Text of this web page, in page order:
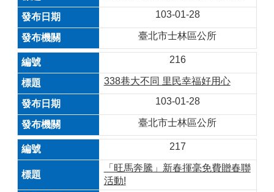
103-01-28
臺北市士林區公所
216
338巷大不同 里民幸福好用心
103-01-28
臺北市士林區公所
217
「旺馬奔騰」新春揮毫免費贈春聯
活動!